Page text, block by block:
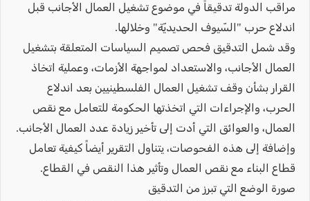
مراقب الدولة تدقيقاً في موضوع تشغيل العمال الأجانب قبل
اندلاع حرب "السّيوف الحديديّة" وخلالها.
وقد شمل التدقيق فحص تصميم السياسات المتعلقة بتشغيل
العمال الأجانب، والاستعداد لمواجهة الأزمات، وعملية اتخاذ
القرار بشأن وقف تشغيل العمال الفلسطينيين بعد اندلاع
الحرب، والإجراءات التي اتخذتها الحكومة للتعامل مع نقص
العمال، والعوائق التي أدت إلى تأخير زيادة عدد العمال الأجانب.
وإضافة إلى هذه الفحوصات، يتناول التقرير أيضاً كيفية تعامل
قطاع البناء مع نقص العمال وتأثير هذا النقص في القطاع.
صورة الوضع التي تبرز من التدقيق